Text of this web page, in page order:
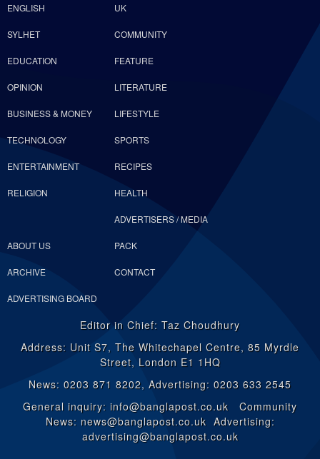
ENGLISH UK
SYLHET COMMUNITY
EDUCATION FEATURE
OPINION LITERATURE
BUSINESS & MONEY LIFESTYLE
TECHNOLOGY SPORTS
ENTERTAINMENT RECIPES
RELIGION HEALTH
ABOUT US
ADVERTISERS / MEDIA
PACK
ARCHIVE CONTACT
ADVERTISING BOARD
Editor in Chief: Taz Choudhury
Address: Unit S7, The Whitechapel Centre, 85 Myrdle
Street, London E1 1HQ
News: 0203 871 8202, Advertising: 0203 633 2545
General inquiry: info@banglapost.co.uk Community
News: news@banglapost.co.uk Advertising:
advertising@banglapost.co.uk